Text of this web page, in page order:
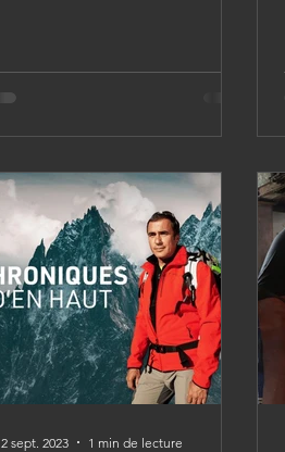
2 sept. 2023 1 min de lecture